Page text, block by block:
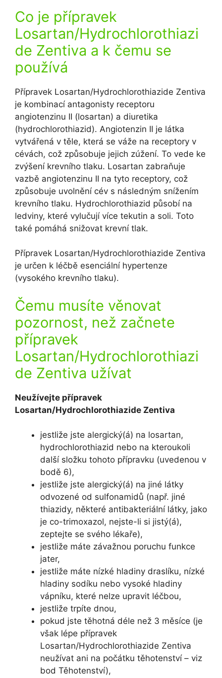
Co je přípravek
Losartan/Hydrochlorothiazi
de Zentiva a k čemu se
používá
Přípravek Losartan/Hydrochlorothiazide Zentiva
je kombinací antagonisty receptoru
angiotenzinu II (losartan) a diuretika
(hydrochlorothiazid). Angiotenzin II je látka
vytvářená v těle, která se váže na receptory v
cévách, což způsobuje jejich zúžení. To vede ke
zvýšení krevního tlaku. Losartan zabraňuje
vazbě angiotenzinu II na tyto receptory, což
způsobuje uvolnění cév s následným snížením
krevního tlaku. Hydrochlorothiazid působí na
ledviny, které vylučují více tekutin a soli. Toto
také pomáhá snižovat krevní tlak.
Přípravek Losartan/Hydrochlorothiazide Zentiva
je určen k léčbě esenciální hypertenze
(vysokého krevního tlaku).
Čemu musíte věnovat
pozornost, než začnete
přípravek
Losartan/Hydrochlorothiazi
de Zentiva užívat
Neužívejte přípravek
Losartan/Hydrochlorothiazide Zentiva
jestliže jste alergický(á) na losartan,
hydrochlorothiazid nebo na kteroukoli
další složku tohoto přípravku (uvedenou v
bodě 6),
jestliže jste alergický(á) na jiné látky
odvozené od sulfonamidů (např. jiné
thiazidy, některé antibakteriální látky, jako
je co-trimoxazol, nejste-li si jistý(á),
zeptejte se svého lékaře),
jestliže máte závažnou poruchu funkce
jater,
jestliže máte nízké hladiny draslíku, nízké
hladiny sodíku nebo vysoké hladiny
vápníku, které nelze upravit léčbou,
jestliže trpíte dnou,
pokud jste těhotná déle než 3 měsíce (je
však lépe přípravek
Losartan/Hydrochlorothiazide Zentiva
neužívat ani na počátku těhotenství – viz
bod Těhotenství),